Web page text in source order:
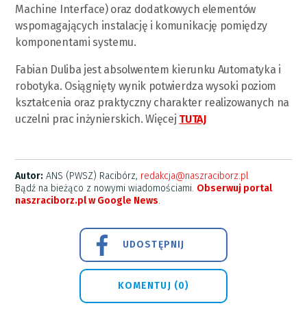
Machine Interface) oraz dodatkowych elementów
wspomagających instalację i komunikację pomiędzy
komponentami systemu.
Fabian Duliba jest absolwentem kierunku Automatyka i
robotyka. Osiągnięty wynik potwierdza wysoki poziom
kształcenia oraz praktyczny charakter realizowanych na
uczelni prac inżynierskich. Więcej TUTAJ
Autor: ANS (PWSZ) Racibórz, redakcja@naszraciborz.pl
Bądź na bieżąco z nowymi wiadomościami. Obserwuj portal
naszraciborz.pl w Google News.
UDOSTĘPNIJ
KOMENTUJ (0)